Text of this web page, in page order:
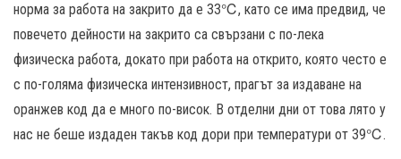
норма за работа на закрито да е 33℃, като се има предвид, че
повечето дейности на закрито са свързани с по-лека
физическа работа, докато при работа на открито, която често е
с по-голяма физическа интензивност, прагът за издаване на
оранжев код да е много по-висок. В отделни дни от това лято у
нас не беше издаден такъв код дори при температури от 39℃.